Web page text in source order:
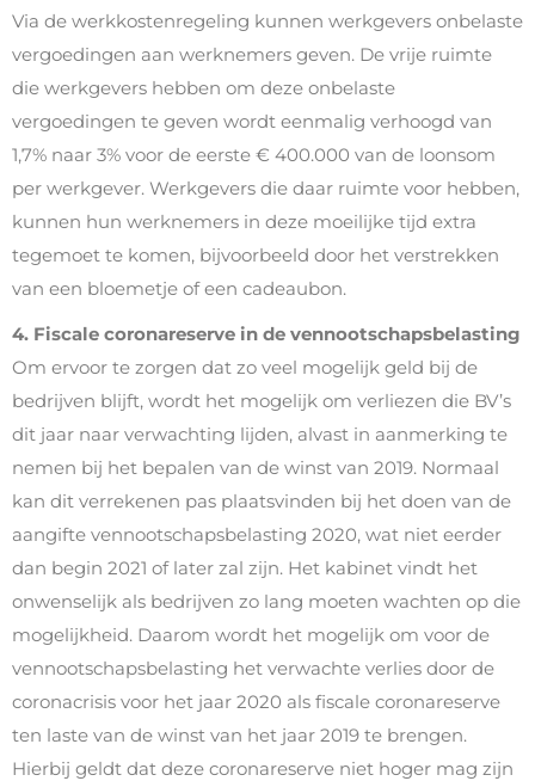
Via de werkkostenregeling kunnen werkgevers onbelaste
vergoedingen aan werknemers geven. De vrije ruimte
die werkgevers hebben om deze onbelaste
vergoedingen te geven wordt eenmalig verhoogd van
1,7% naar 3% voor de eerste € 400.000 van de loonsom
per werkgever. Werkgevers die daar ruimte voor hebben,
kunnen hun werknemers in deze moeilijke tijd extra
tegemoet te komen, bijvoorbeeld door het verstrekken
van een bloemetje of een cadeaubon.
4. Fiscale coronareserve in de vennootschapsbelasting
Om ervoor te zorgen dat zo veel mogelijk geld bij de
bedrijven blijft, wordt het mogelijk om verliezen die BV’s
dit jaar naar verwachting lijden, alvast in aanmerking te
nemen bij het bepalen van de winst van 2019. Normaal
kan dit verrekenen pas plaatsvinden bij het doen van de
aangifte vennootschapsbelasting 2020, wat niet eerder
dan begin 2021 of later zal zijn. Het kabinet vindt het
onwenselijk als bedrijven zo lang moeten wachten op die
mogelijkheid. Daarom wordt het mogelijk om voor de
vennootschapsbelasting het verwachte verlies door de
coronacrisis voor het jaar 2020 als fiscale coronareserve
ten laste van de winst van het jaar 2019 te brengen.
Hierbij geldt dat deze coronareserve niet hoger mag zijn